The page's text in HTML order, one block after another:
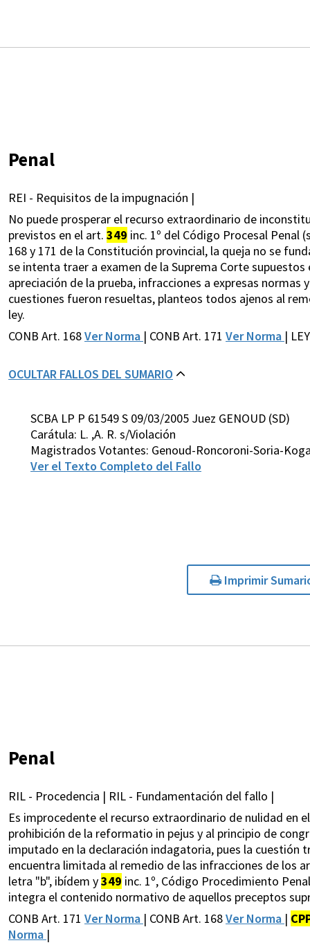
Penal
REI - Requisitos de la impugnación |
No puede prosperar el recurso extraordinario de
previstos en el art. 349 inc. 1º del Código Procesal Penal
168 y 171 de la Constitución provincial, la queja no se
se intenta traer a examen de la Suprema Corte
apreciación de la prueba, infracciones a expresas
cuestiones fueron resueltas, planteos todos ajenos al
ley.
CONB Art. 168Ver Norma | CONB Art. 171 Ver Norma |
OCULTAR FALLOS DEL SUMARIO
SCBA LP P 61549 S 09/03/2005 Juez GENOUD (SD)
Carátula: L. ,A. R. s/Violación
Magistrados Votantes: Genoud-Roncoroni-Soria-
Ver el Texto Completo del Fallo
Imprimir
Penal
RIL - Procedencia | RIL - Fundamentación del fallo |
Es improcedente el recurso extraordinario de nulidad en
prohibición de la reformatio in pejus y al principio de
imputado en la declaración indagatoria, pues la cuestión
encuentra limitada al remedio de las infracciones de los
letra "b", ibídem y349 inc. 1º, Código Procedimiento
integra el contenido normativo de aquellos preceptos
CONB Art. 171 Ver Norma | CONB Art. 168Ver Norma |
Norma |